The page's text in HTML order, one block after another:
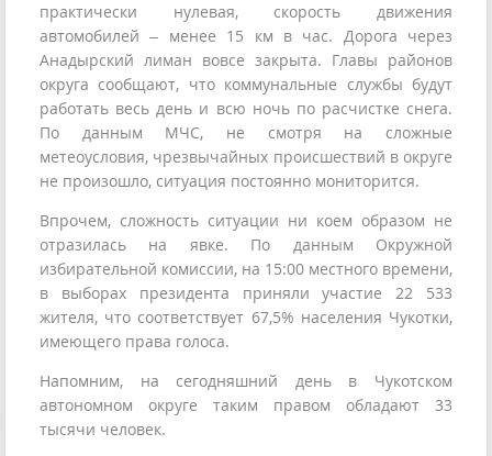
практически нулевая, скорость движения
автомобилей – менее 15 км в час. Дорога через
Анадырский лиман вовсе закрыта. Главы районов
округа сообщают, что коммунальные службы будут
работать весь день и всю ночь по расчистке снега.
По данным МЧС, не смотря на сложные
метеоусловия, чрезвычайных происшествий в округе
не произошло, ситуация постоянно мониторится.
Впрочем, сложность ситуации ни коем образом не
отразилась на явке. По данным Окружной
избирательной комиссии, на 15:00 местного времени,
в выборах президента приняли участие 22 533
жителя, что соответствует 67,5% населения Чукотки,
имеющего права голоса.
Напомним, на сегодняшний день в Чукотском
автономном округе таким правом обладают 33
тысячи человек.